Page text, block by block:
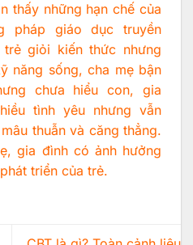
thấy những hạn chế của
pháp giáo dục truyền
trẻ giỏi kiến thức nhưng
năng sống, cha mẹ bận
chưa hiểu con, gia
tình yêu nhưng vẫn
thuẫn và căng thẳng.
gia đình có ảnh hưởng
triển của trẻ.